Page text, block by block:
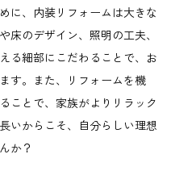
に、内装リフォームは大きな
床のデザイン、照明の工夫、
る細部にこだわることで、お
す。また、リフォームを機
ことで、家族がよりリラック
いからこそ、自分らしい理想
か？